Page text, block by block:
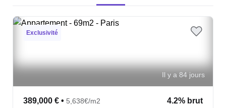
Exclusivité
Il y a 84 jours
389,000 € • 5,638€/m2 4.2% brut